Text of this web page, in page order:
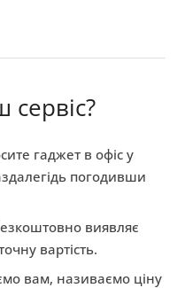
гаджет в офіс у
погодивши
виявляє
вартість.
вам, називаємо ціну